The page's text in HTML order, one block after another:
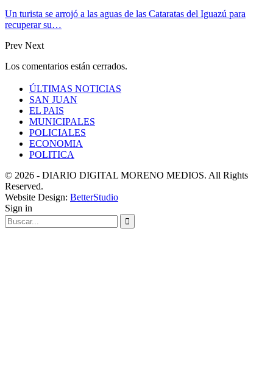
Un turista se arrojó a las aguas de las Cataratas del Iguazú para
recuperar su…
Prev Next
Los comentarios están cerrados.
ÚLTIMAS NOTICIAS
SAN JUAN
EL PAIS
MUNICIPALES
POLICIALES
ECONOMIA
POLITICA
© 2026 - DIARIO DIGITAL MORENO MEDIOS. All Rights
Reserved.
Website Design: BetterStudio
Sign in